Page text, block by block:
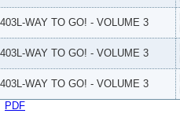
WAY TO GO! - VOLUME 3
WAY TO GO! - VOLUME 3
WAY TO GO! - VOLUME 3
PDF